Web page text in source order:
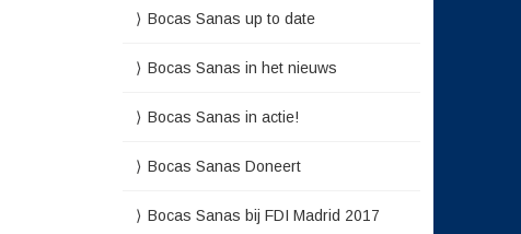
Bocas Sanas up to date
Bocas Sanas in het nieuws
Bocas Sanas in actie!
Bocas Sanas Doneert
Bocas Sanas bij FDI Madrid 2017